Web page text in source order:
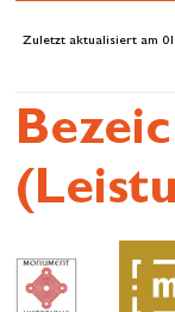
Zuletzt aktualisiert am